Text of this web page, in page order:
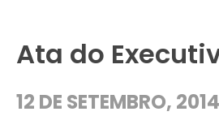
Ata do
12 DE SETEMBRO, 2014